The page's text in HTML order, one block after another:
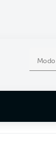
Modo
2023